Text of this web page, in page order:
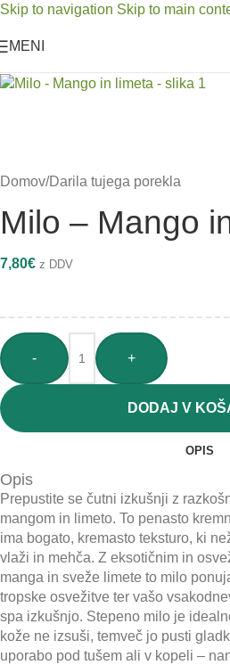
Skip to navigation Skip to main
MENI
Domov/Darila tujega porekla
Milo – Mango
7,80€ z DDV
- +
DODAJ V
OPIS
Opis
Prepustite se čutni izkušnji z
mangom in limeto. To penasto
ima bogato, kremasto teksturo, ki
vlaži in mehča. Z eksotičnim in
manga in sveže limete to milo
tropske osvežitve ter vašo
spa izkušnjo. Stepeno milo je
kože ne izsuši, temveč jo pusti
uporabo pod tušem ali v kopeli –